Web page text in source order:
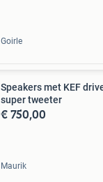
Goirle
Speakers met KEF
super tweeter
€ 750,00
Maurik